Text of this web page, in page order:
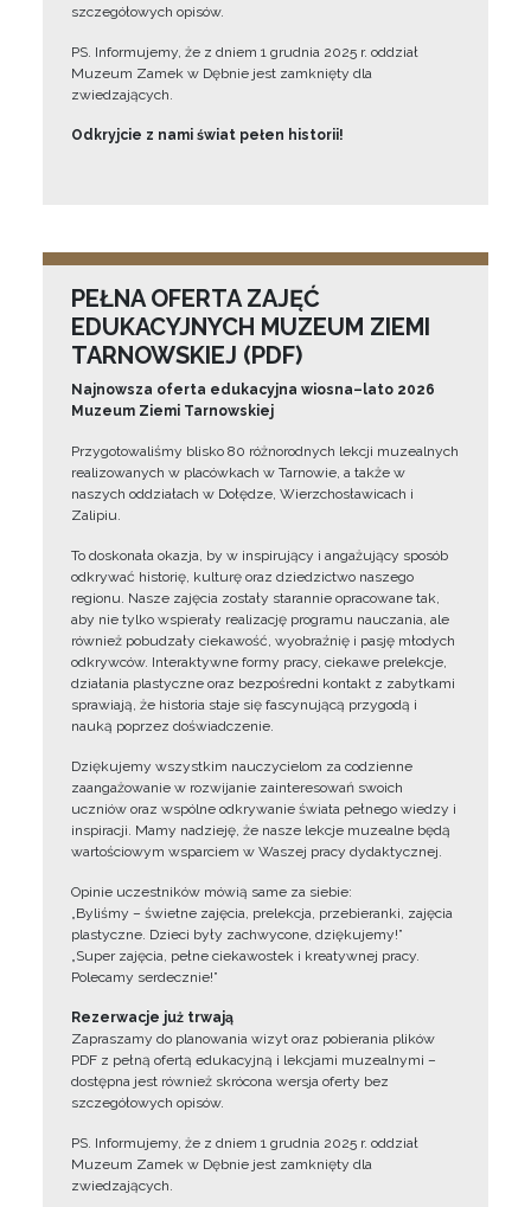
szczegółowych opisów.
PS. Informujemy, że z dniem 1 grudnia 2025 r. oddział
Muzeum Zamek w Dębnie jest zamknięty dla
zwiedzających.
Odkryjcie z nami świat pełen historii!
PEŁNA OFERTA ZAJĘĆ
EDUKACYJNYCH MUZEUM ZIEMI
TARNOWSKIEJ (PDF)
Najnowsza oferta edukacyjna wiosna–lato 2026
Muzeum Ziemi Tarnowskiej
Przygotowaliśmy blisko 80 różnorodnych lekcji muzealnych
realizowanych w placówkach w Tarnowie, a także w
naszych oddziałach w Dołędze, Wierzchosławicach i
Zalipiu.
To doskonała okazja, by w inspirujący i angażujący sposób
odkrywać historię, kulturę oraz dziedzictwo naszego
regionu. Nasze zajęcia zostały starannie opracowane tak,
aby nie tylko wspierały realizację programu nauczania, ale
również pobudzały ciekawość, wyobraźnię i pasję młodych
odkrywców. Interaktywne formy pracy, ciekawe prelekcje,
działania plastyczne oraz bezpośredni kontakt z zabytkami
sprawiają, że historia staje się fascynującą przygodą i
nauką poprzez doświadczenie.
Dziękujemy wszystkim nauczycielom za codzienne
zaangażowanie w rozwijanie zainteresowań swoich
uczniów oraz wspólne odkrywanie świata pełnego wiedzy i
inspiracji. Mamy nadzieję, że nasze lekcje muzealne będą
wartościowym wsparciem w Waszej pracy dydaktycznej.
Opinie uczestników mówią same za siebie:
„Byliśmy – świetne zajęcia, prelekcja, przebieranki, zajęcia
plastyczne. Dzieci były zachwycone, dziękujemy!”
„Super zajęcia, pełne ciekawostek i kreatywnej pracy.
Polecamy serdecznie!”
Rezerwacje już trwają
Zapraszamy do planowania wizyt oraz pobierania plików
PDF z pełną ofertą edukacyjną i lekcjami muzealnymi –
dostępna jest również skrócona wersja oferty bez
szczegółowych opisów.
PS. Informujemy, że z dniem 1 grudnia 2025 r. oddział
Muzeum Zamek w Dębnie jest zamknięty dla
zwiedzających.